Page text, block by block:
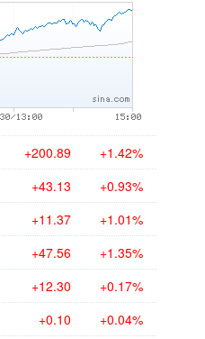
+200.89 +1.42%
+43.13 +0.93%
+11.37 +1.01%
+47.56 +1.35%
+12.30 +0.17%
+0.10 +0.04%